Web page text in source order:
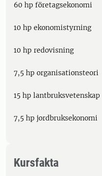
60 hp företagsekonomi
10 hp ekonomistyrning
10 hp redovisning
7,5 hp organisationsteori
15 hp lantbruksvetenskap
7,5 hp jordbruksekonomi
Kursfakta